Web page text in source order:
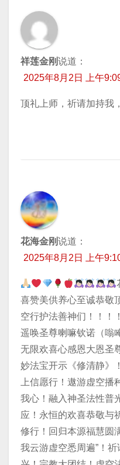
祥莲金刚说道：
2025年8月2日 上午
顶礼上师，祈请加持我
花海金刚说道：
2025年8月2日 上午
喜赞美供养心至诚恭敬
空行护法善神们！！！
遥唤圣尊喇嘛钦诺（嗡
无限欢喜心感恩大恩圣
妙法宝开示《修清静》
上信愿行！遨游虚空播
我心！融入神圣法性普
应！永恒的欢喜恭敬与
修行！回归本源福慧圆
我云游虚空悉周遍”！